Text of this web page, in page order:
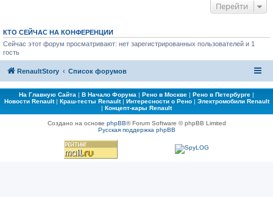
Перейти
КТО СЕЙЧАС НА КОНФЕРЕНЦИИ
Сейчас этот форум просматривают: нет зарегистрированных пользователей и 1
гость
RenaultStory Список форумов
На Главную Сайта | В Начало Форума | Рено в Москве | Рено в Петербурге |
Новости Renault| Краш-тесты Renault| Интересности о Рено| Электромобили Renault
| Концепт-кары Renault
Создано на основе phpBB® Forum Software © phpBB Limited
Русская поддержка phpBB